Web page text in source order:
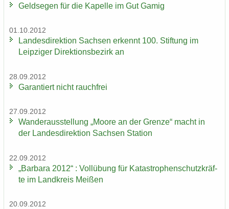
Geld­se­gen für die Ka­pel­le im Gut Gamig
01.10.2012
Lan­des­di­rek­ti­on Sach­sen er­kennt 100. Stif­tung im
Leip­zi­ger Di­rek­ti­ons­be­zirk an
28.09.2012
Ga­ran­tiert nicht rauch­frei
27.09.2012
Wan­der­aus­stel­lung „Moore an der Gren­ze“ macht in
der Lan­des­di­rek­ti­on Sach­sen Sta­ti­on
22.09.2012
„Bar­ba­ra 2012“ : Voll­übung für Ka­ta­stro­phen­schutz­kräf­
te im Land­kreis Mei­ßen
20.09.2012